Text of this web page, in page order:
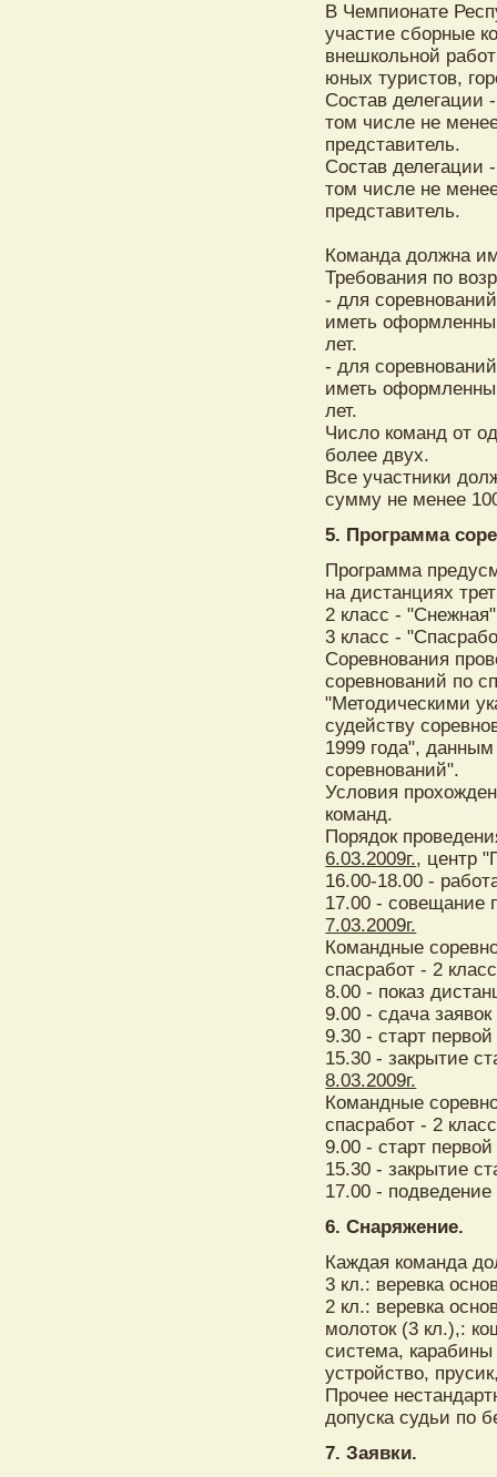
В Чемпионате
участие сборные
внешкольной
юных туристов,
Состав делегации
том числе не
представитель.
Состав делегации
том числе не
представитель.
Команда должна
Требования по
- для
иметь
лет.
- для
иметь
лет.
Число команд от
более двух.
Все участники
сумму не менее
5. Программа
Программа
на дистанциях
2 класс -
3 класс -
Соревнования
соревнований по
"Методическими
судейству
1999 года",
соревнований".
Условия
команд.
Порядок
6.03.2009г., центр
16.00-18.00 -
17.00 - совещание
7.03.2009г.
Командные
спасработ - 2
8.00 - показ
9.00 - сдача заявок
9.30 - старт
15.30 - закрытие
8.03.2009г.
Командные
спасработ - 2
9.00 - старт
15.30 - закрытие
17.00 - подведение
6. Снаряжение.
Каждая команда
3 кл.: веревка
2 кл.: веревка
молоток (3 кл.),:
система, карабины
устройство,
Прочее
допуска судьи по
7. Заявки.